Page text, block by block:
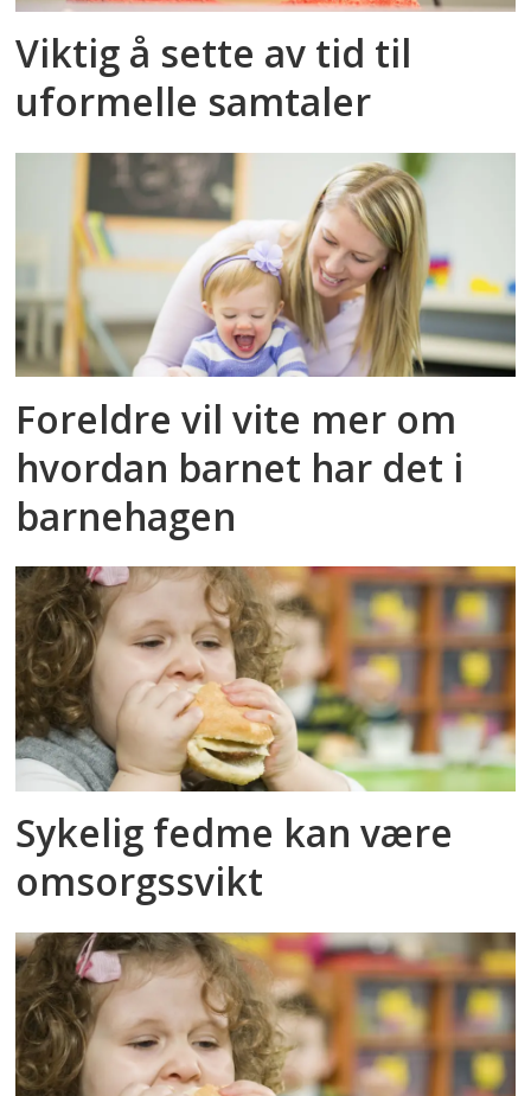
Viktig å sette av tid til
uformelle samtaler
Foreldre vil vite mer om
hvordan barnet har det i
barnehagen
Sykelig fedme kan være
omsorgssvikt